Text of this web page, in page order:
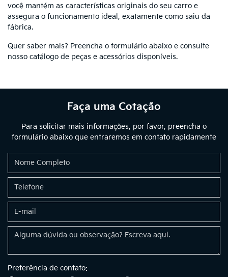
você mantém as características originais do seu carro e
assegura o funcionamento ideal, exatamente como saiu da
fábrica.
Quer saber mais? Preencha o formulário abaixo e consulte
nosso catálogo de peças e acessórios disponíveis.
Faça uma Cotação
Para solicitar mais informações, por favor, preencha o
formulário abaixo que entraremos em contato rapidamente
Preferência de contato: